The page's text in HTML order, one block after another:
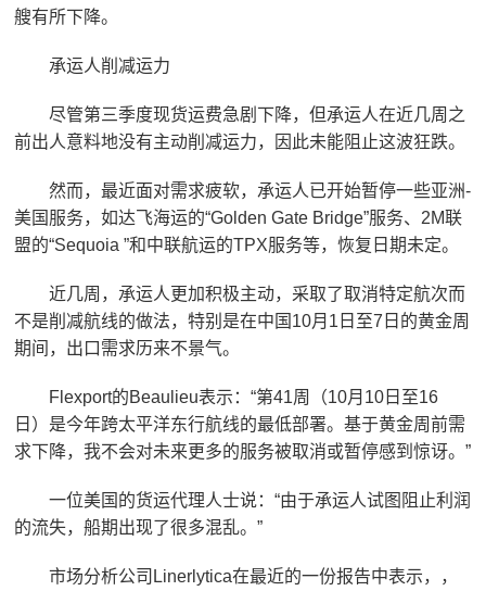
艘有所下降。
承运人削减运力
尽管第三季度现货运费急剧下降，但承运人在近几周之
前出人意料地没有主动削减运力，因此未能阻止这波狂跌。
然而，最近面对需求疲软，承运人已开始暂停一些亚洲-
美国服务，如达飞海运的“Golden Gate Bridge”服务、2M联
盟的“Sequoia ”和中联航运的TPX服务等，恢复日期未定。
近几周，承运人更加积极主动，采取了取消特定航次而
不是削减航线的做法，特别是在中国10月1日至7日的黄金周
期间，出口需求历来不景气。
Flexport的Beaulieu表示：“第41周（10月10日至16
日）是今年跨太平洋东行航线的最低部署。基于黄金周前需
求下降，我不会对未来更多的服务被取消或暂停感到惊讶。”
一位美国的货运代理人士说：“由于承运人试图阻止利润
的流失，船期出现了很多混乱。”
市场分析公司Linerlytica在最近的一份报告中表示，，